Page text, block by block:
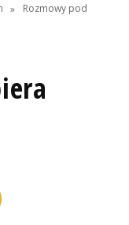
»
Rozmowy pod